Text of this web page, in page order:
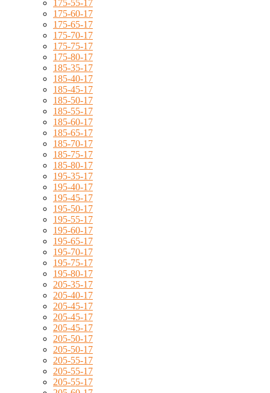
175-55-17
175-60-17
175-65-17
175-70-17
175-75-17
175-80-17
185-35-17
185-40-17
185-45-17
185-50-17
185-55-17
185-60-17
185-65-17
185-70-17
185-75-17
185-80-17
195-35-17
195-40-17
195-45-17
195-50-17
195-55-17
195-60-17
195-65-17
195-70-17
195-75-17
195-80-17
205-35-17
205-40-17
205-45-17
205-45-17
205-45-17
205-50-17
205-50-17
205-55-17
205-55-17
205-55-17